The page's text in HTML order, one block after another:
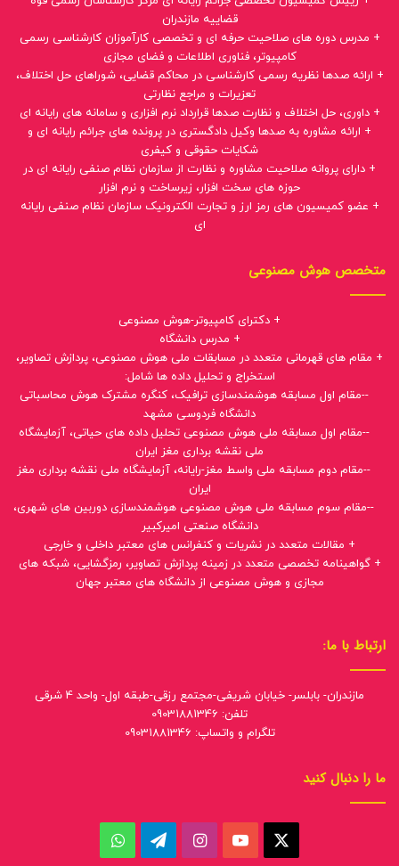
قضاییه مازندران
+ مدرس دوره های صلاحیت حرفه ای و تخصصی کارآموزان کارشناسی رسمی
کامپیوتر، فناوری اطلاعات و فضای مجازی
+ ارائه صدها نظریه رسمی کارشناسی در محاکم قضایی، شوراهای حل اختلاف،
تعزیرات و مراجع نظارتی
+ داوری، حل اختلاف و نظارت صدها قرارداد نرم افزاری و سامانه های رایانه ای
+ ارائه مشاوره به صدها وکیل دادگستری در پرونده های جرائم رایانه ای و
شکایات حقوقی و کیفری
+ دارای پروانه صلاحیت مشاوره و نظارت از سازمان نظام صنفی رایانه ای در
حوزه های سخت افزار، زیرساخت و نرم افزار
+ عضو کمیسیون های رمز ارز و تجارت الکترونیک سازمان نظام صنفی رایانه
ای
متخصص هوش مصنوعی
+ دکترای کامپیوتر-هوش مصنوعی
+ مدرس دانشگاه
+ مقام های قهرمانی متعدد در مسابقات ملی هوش مصنوعی، پردازش تصاویر،
استخراج و تحلیل داده ها شامل:
--مقام اول مسابقه هوشمندسازی ترافیک، کنگره مشترک هوش محاسباتی
دانشگاه فردوسی مشهد
--مقام اول مسابقه ملی هوش مصنوعی تحلیل داده های حیاتی، آزمایشگاه
ملی نقشه برداری مغز ایران
--مقام دوم مسابقه ملی واسط مغز-رایانه، آزمایشگاه ملی نقشه برداری مغز
ایران
--مقام سوم مسابقه ملی هوش مصنوعی هوشمندسازی دوربین های شهری،
دانشگاه صنعتی امیرکبیر
+ مقالات متعدد در نشریات و کنفرانس های معتبر داخلی و خارجی
+ گواهینامه تخصصی متعدد در زمینه پردازش تصاویر، رمزگشایی، شبکه های
مجازی و هوش مصنوعی از دانشگاه های معتبر جهان
ارتباط با ما:
مازندران- بابلسر- خیابان شریفی-مجتمع رزقی-طبقه اول- واحد 4 شرقی
تلفن: 09031881346
تلگرام و واتساپ: 09031881346
ما را دنبال کنید
ایکس یوتیوب اینستاگرام
تلگرام